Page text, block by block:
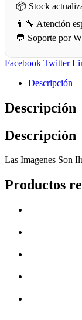
📦 Stock
👨‍🔧 Atención
💬 Soporte por
Facebook Twitter
Descripción
Descripción
Descripción
Las Imagenes Son
Productos